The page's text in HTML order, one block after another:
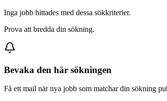
Inga jobb hittades med dessa sökkriterier.
Prova att bredda din sökning.
Bevaka den här sökningen
Få ett mail när nya jobb som matchar din sökning